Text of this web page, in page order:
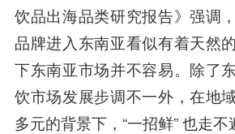
饮品出海品类研究报告》强调
品牌进入东南亚看似有着天然
下东南亚市场并不容易。除了
饮市场发展步调不一外，在地
多元的背景下，“一招鲜” 也走不